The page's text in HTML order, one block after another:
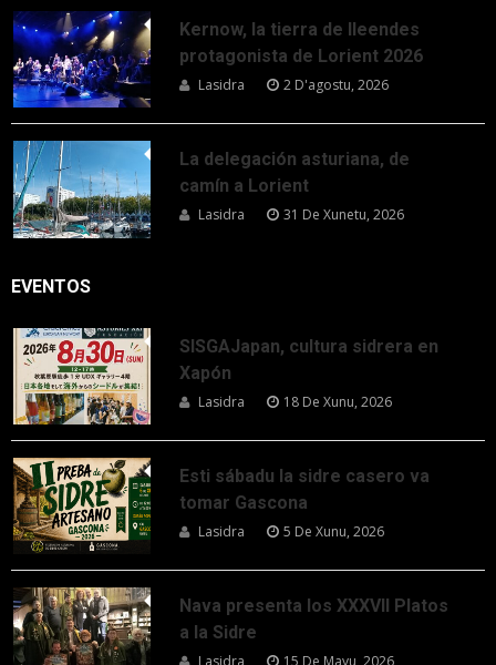
Kernow, la tierra de lleendes
protagonista de Lorient 2026
Lasidra 2 D'agostu, 2026
La delegación asturiana, de
camín a Lorient
Lasidra 31 De Xunetu, 2026
EVENTOS
SISGAJapan, cultura sidrera en
Xapón
Lasidra 18 De Xunu, 2026
Esti sábadu la sidre casero va
tomar Gascona
Lasidra 5 De Xunu, 2026
Nava presenta los XXXVII Platos
a la Sidre
Lasidra 15 De Mayu, 2026